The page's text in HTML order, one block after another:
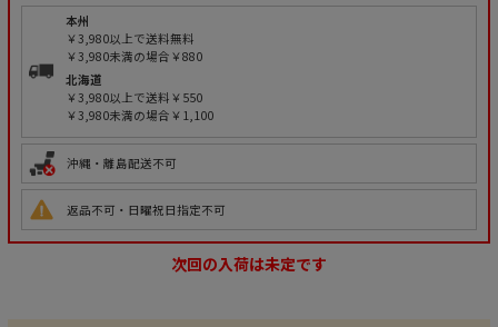
本州
￥3,980以上で送料無料
￥3,980未満の場合￥880
北海道
￥3,980以上で送料￥550
￥3,980未満の場合￥1,100
沖縄・離島配送不可
返品不可・日曜祝日指定不可
次回の入荷は未定です